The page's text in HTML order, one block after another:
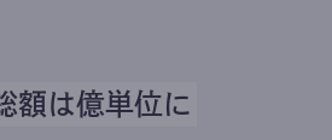
額は億単位に